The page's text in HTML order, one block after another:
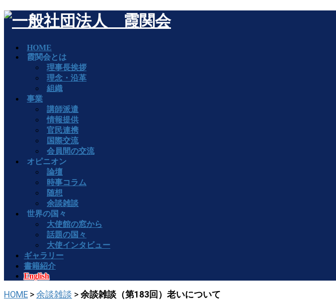
HOME
霞関会とは
理事長挨拶
理念・沿革
組織
事業
講師派遣
情報提供
官民連携
国際交流
会員間の交流
オピニオン
論壇
時事コラム
随想
余談雑談
世界の国々
大使館の窓から
話題の国々
大使インタビュー
ギャラリー
書籍紹介
English
HOME > 余談雑談 > 余談雑談（第183回）老いについて